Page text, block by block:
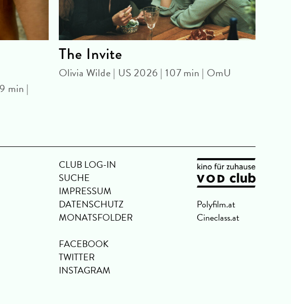
min |
The Invite
Olivia Wilde | US 2026 | 107 min | OmU
CLUB LOG-IN
SUCHE
IMPRESSUM
DATENSCHUTZ
MONATSFOLDER
FACEBOOK
TWITTER
INSTAGRAM
Polyfilm.at
Cineclass.at